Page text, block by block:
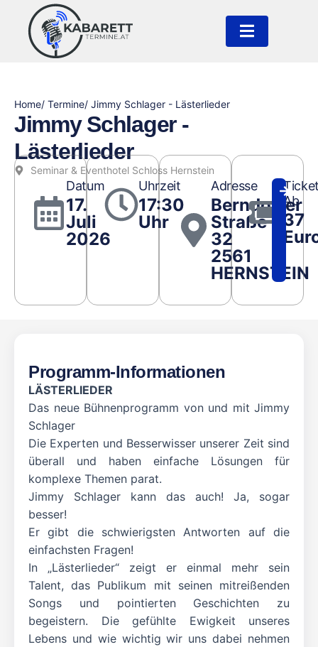
Home/ Termine/ Jimmy Schlager - Lästerlieder
Jimmy Schlager -
Lästerlieder
Seminar & Eventhotel Schloss Hernstein
Datum
17.
Juli
2026
Uhrzeit
17:30
Uhr
Adresse
Berndorfer
Straße
32
2561
HERNSTEIN
Ab
37
Programm-Informationen
LÄSTERLIEDER
Das neue Bühnenprogramm von und mit Jimmy
Schlager
Die Experten und Besserwisser unserer Zeit sind
überall und haben einfache Lösungen für
komplexe Themen parat.
Jimmy Schlager kann das auch! Ja, sogar
besser!
Er gibt die schwierigsten Antworten auf die
einfachsten Fragen!
In „Lästerlieder“ zeigt er einmal mehr sein
Talent, das Publikum mit seinen mitreißenden
Songs und pointierten Geschichten zu
begeistern. Die gefühlte Ewigkeit unseres
Lebens und wie wichtig wir uns dabei nehmen